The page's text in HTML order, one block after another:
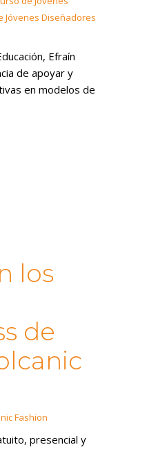
Jóvenes Diseñadores
Efraín
de apoyar y
en modelos de
los
de
Fashion
presencial y